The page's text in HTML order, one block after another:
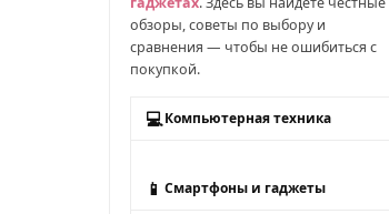
обзоры, советы по выбору и
сравнения — чтобы не ошибиться с
покупкой.
💻 Компьютерная техника
📱 Смартфоны и гаджеты